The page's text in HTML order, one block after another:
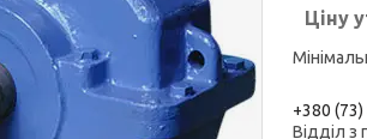
Ціну
+380
Відділ з